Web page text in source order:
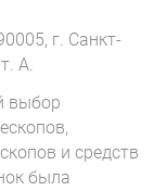
г. Санкт-
А.
выбор
и средств
была